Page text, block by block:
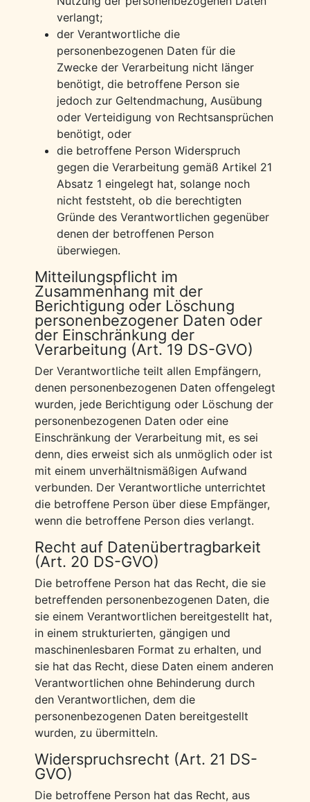
verlangt;
der Verantwortliche die
personenbezogenen Daten für die
Zwecke der Verarbeitung nicht länger
benötigt, die betroffene Person sie
jedoch zur Geltendmachung, Ausübung
oder Verteidigung von Rechtsansprüchen
benötigt, oder
die betroffene Person Widerspruch
gegen die Verarbeitung gemäß Artikel 21
Absatz 1 eingelegt hat, solange noch
nicht feststeht, ob die berechtigten
Gründe des Verantwortlichen gegenüber
denen der betroffenen Person
überwiegen.
Mitteilungspflicht im
Zusammenhang mit der
Berichtigung oder Löschung
personenbezogener Daten oder
der Einschränkung der
Verarbeitung (Art. 19 DS-GVO)
Der Verantwortliche teilt allen Empfängern,
denen personenbezogenen Daten offengelegt
wurden, jede Berichtigung oder Löschung der
personenbezogenen Daten oder eine
Einschränkung der Verarbeitung mit, es sei
denn, dies erweist sich als unmöglich oder ist
mit einem unverhältnismäßigen Aufwand
verbunden. Der Verantwortliche unterrichtet
die betroffene Person über diese Empfänger,
wenn die betroffene Person dies verlangt.
Recht auf Datenübertragbarkeit
(Art. 20 DS-GVO)
Die betroffene Person hat das Recht, die sie
betreffenden personenbezogenen Daten, die
sie einem Verantwortlichen bereitgestellt hat,
in einem strukturierten, gängigen und
maschinenlesbaren Format zu erhalten, und
sie hat das Recht, diese Daten einem anderen
Verantwortlichen ohne Behinderung durch
den Verantwortlichen, dem die
personenbezogenen Daten bereitgestellt
wurden, zu übermitteln.
Widerspruchsrecht (Art. 21 DS-
GVO)
Die betroffene Person hat das Recht, aus